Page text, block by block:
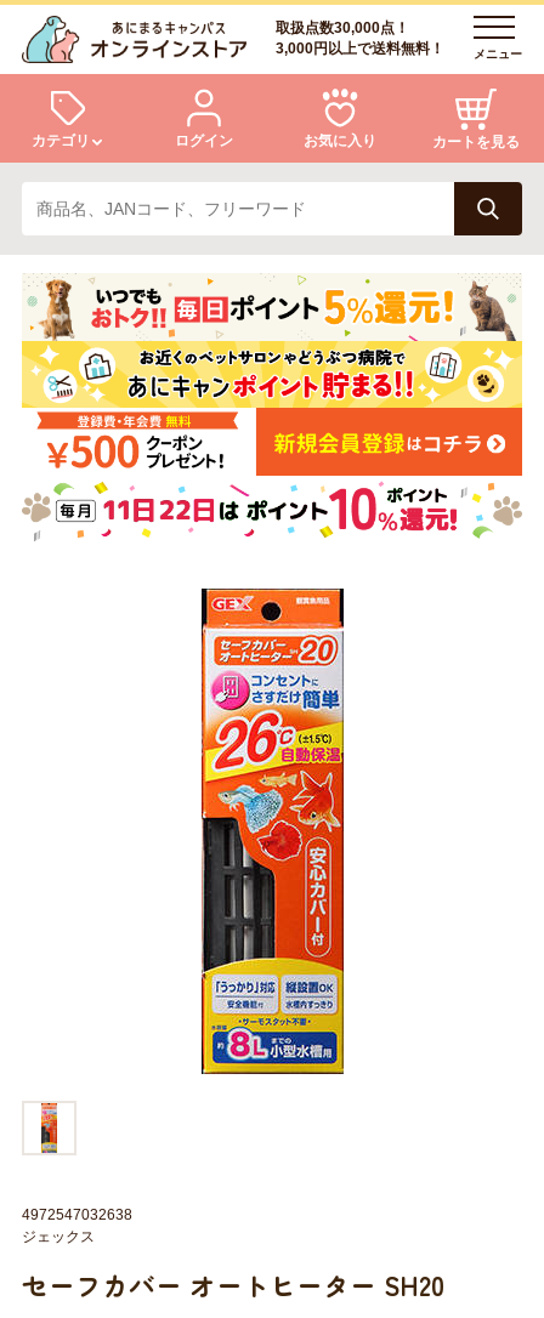
取扱点数30,000点！
3,000円以上で送料無料！
メニュー
カテゴリ
犬 猫
小動物・鳥 アクア・爬虫類・昆虫
ドッグフード キャットフード
美容・ケア用品 服・おさんぽ用品
リビング雑貨
シニアサポート
ログイン お気に入り カートを見る
ログイン
会員登録
あにまるキャンパスについて
アフターサービス
商品リクエスト
セーフカバー オートヒーター SH20
4972547032638
ジェックス